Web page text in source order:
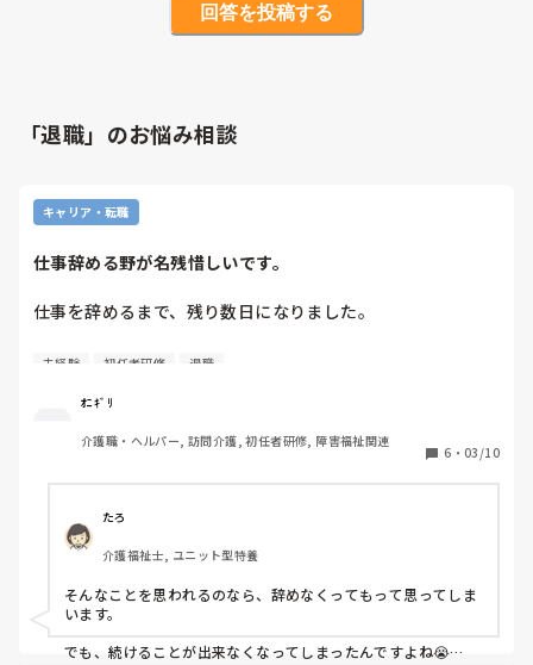
回答を投稿する
「退職」のお悩み相談
キャリア・転職
仕事辞める野が名残惜しいです。
仕事を辞めるまで、残り数日になりました。
介護未経験で4月に入社して、気づけばもうすぐ1年になりま
ました。
最初は分からないことだらけで、不安や大変なこともたくさ
た。振り返ってみると、本当にいろいろなことがあったなと
思います。退職することについては、利用者さんが悲しんで
しまうかもしれないから、伝えないようにと言われていま
す。私自身も、わざわざ「辞めます」と伝えるつもりはあり
ません。それでも、もし私のことを覚えていてくれる利用者
さんがいたら嬉しいなと思ったり、ふと思い出してくれるこ
とがあったらいいなと思ったりします。認知症のある高齢の
方が多いので、きっとすぐに忘れてしまうかもしれません。
未経験 初任者研修 退職
ｵﾆｷﾞﾘ
介護職・ヘルパー, 訪問介護, 初任者研修, 障害福祉関連
6 ・ 03/10
たろ
介護福祉士, ユニット型特養
そんなことを思われるのなら、辞めなくってもって思ってしま
います。
でも、続けることが出来なくなってしまったんですよね😭